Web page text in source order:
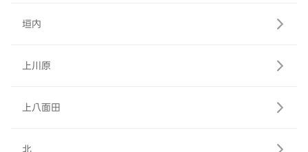
垣内
上川原
上八面田